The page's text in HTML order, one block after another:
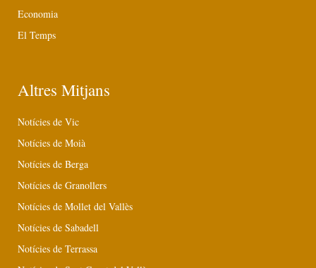
Economia
El Temps
Altres Mitjans
Notícies de Vic
Notícies de Moià
Notícies de Berga
Notícies de Granollers
Notícies de Mollet del Vallès
Notícies de Sabadell
Notícies de Terrassa